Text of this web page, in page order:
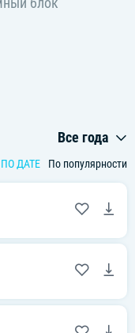
Все года
ПО ДАТЕ По популярности